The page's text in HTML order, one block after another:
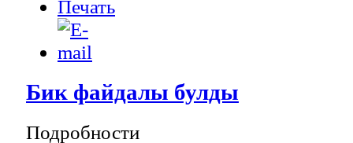
Бик файдалы булды
Подробности